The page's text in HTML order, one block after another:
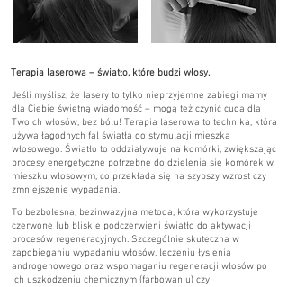
Terapia laserowa – światło, które budzi włosy.
Jeśli myślisz, że lasery to tylko nieprzyjemne zabiegi mamy
dla Ciebie świetną wiadomość – mogą też czynić cuda dla
Twoich włosów, bez bólu! Terapia laserowa to technika, która
używa łagodnych fal światła do stymulacji mieszka
włosowego. Światło to oddziaływuje na komórki, zwiększając
procesy energetyczne potrzebne do dzielenia się komórek w
mieszku włosowym, co przekłada się na szybszy wzrost czy
zmniejszenie wypadania.
To bezbolesna, bezinwazyjna metoda, która wykorzystuje
czerwone lub bliskie podczerwieni światło do aktywacji
procesów regeneracyjnych. Szczególnie skuteczna w
zapobieganiu wypadaniu włosów, leczeniu łysienia
androgenowego oraz wspomaganiu regeneracji włosów po
ich uszkodzeniu chemicznym (farbowaniu) czy